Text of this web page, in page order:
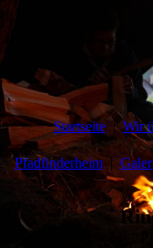
Startseite Wir
Pfadfinderheim